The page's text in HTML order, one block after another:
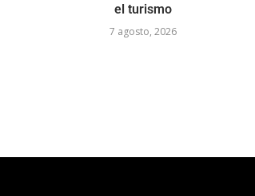
el turismo
7 agosto, 2026